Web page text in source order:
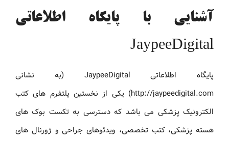
آشنایی با پایگاه اطلاعاتی
JaypeeDigital
پایگاه اطلاعاتی JaypeeDigital (به نشانی
http://jaypeedigital.com) یکی از نخستین پلتفرم های کتب
الکترونیک پزشکی می باشد که دسترسی به تکست بوک های
هسته پزشکی، کتب تخصصی، ویدئوهای جراحی و ژورنال های